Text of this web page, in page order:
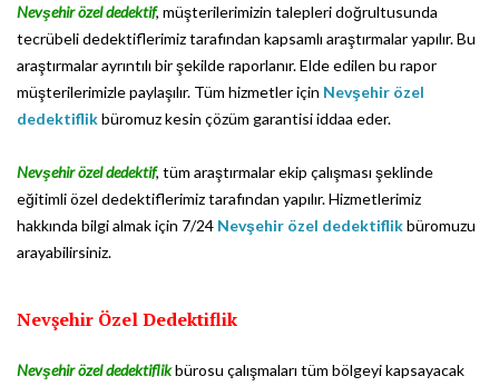
Nevşehir özel dedektif, müşterilerimizin talepleri doğrultusunda
tecrübeli dedektiflerimiz tarafından kapsamlı araştırmalar yapılır. Bu
araştırmalar ayrıntılı bir şekilde raporlanır. Elde edilen bu rapor
müşterilerimizle paylaşılır. Tüm hizmetler için Nevşehir özel
dedektiflikbüromuz kesin çözüm garantisi iddaa eder.
Nevşehir özel dedektif, tüm araştırmalar ekip çalışması şeklinde
eğitimli özel dedektiflerimiz tarafından yapılır. Hizmetlerimiz
hakkında bilgi almak için 7/24 Nevşehir özel dedektiflikbüromuzu
arayabilirsiniz.
Nevşehir Özel Dedektiflik
Nevşehir özel dedektiflikbürosu çalışmaları tüm bölgeyi kapsayacak